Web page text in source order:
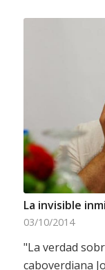
La invisible
03/10/2014
"La verdad
caboverdiana